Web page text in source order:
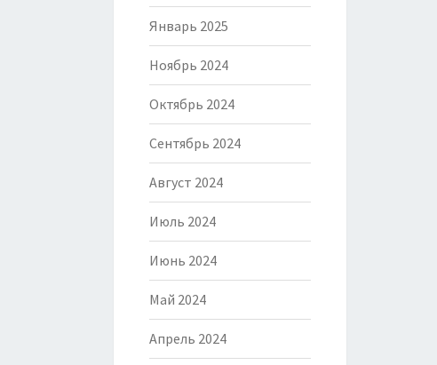
Январь 2025
Ноябрь 2024
Октябрь 2024
Сентябрь 2024
Август 2024
Июль 2024
Июнь 2024
Май 2024
Апрель 2024